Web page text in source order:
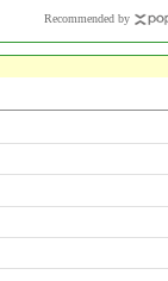
Recommended by